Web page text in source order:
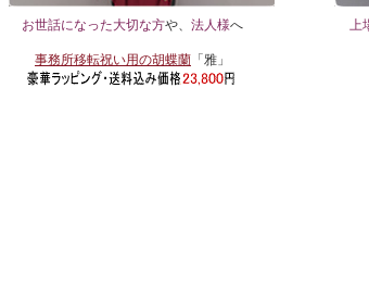
お世話になった大切な方や、 法人様へ
事務所移転祝い用の胡蝶蘭 「雅」
上